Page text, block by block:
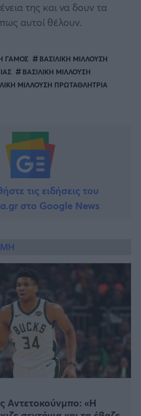
της και να δουν τα
αυτοί θέλουν.
ΓΑΜΟΣ
ΒΑΣΙΛΙΚΗ ΜΙΛΛΟΥΣΗ
ΒΑΣΙΛΙΚΗ ΜΙΛΛΟΥΣΗ
ΜΙΛΛΟΥΣΗ ΠΡΩΤΑΘΛΗΤΡΙΑ
τις ειδήσεις του
στο Google News
Αντετοκούνμπο: «Η